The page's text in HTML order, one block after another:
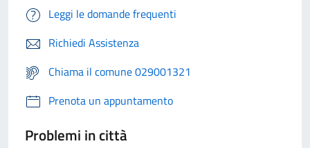
Leggi le domande frequenti
Richiedi Assistenza
Chiama il comune 029001321
Prenota un appuntamento
Problemi in città